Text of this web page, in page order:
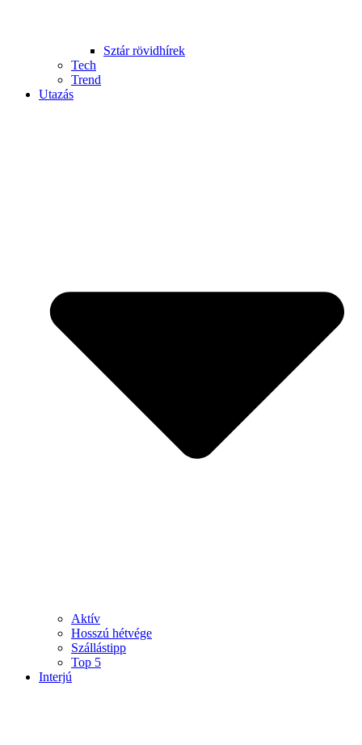
Sztár rövidhírek
Tech
Trend
Utazás
Aktív
Hosszú hétvége
Szállástipp
Top 5
Interjú